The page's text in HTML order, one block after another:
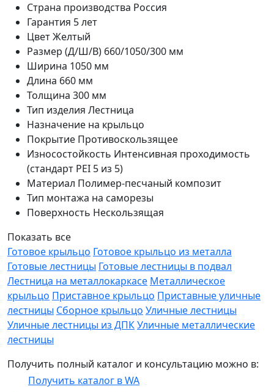
Страна производства Россия
Гарантия 5 лет
ЦветЖелтый
Размер (Д/Ш/В) 660/1050/300 мм
Ширина 1050 мм
Длина 660 мм
Толщина 300 мм
Тип изделия Лестница
Назначение на крыльцо
Покрытие Противоскользящее
Износостойкость Интенсивная проходимость
(стандарт PEI 5 из 5)
Материал Полимер-песчаный композит
Тип монтажа на саморезы
Поверхность Нескользящая
Показать все
Готовое крыльцо Готовое крыльцо из металла
Готовые лестницы Готовые лестницы в подвал
Лестница на металлокаркасе Металлическое
крыльцо Приставное крыльцо Приставные уличные
лестницы Сборное крыльцо Уличные лестницы
Уличные лестницы из ДПКУличные металлические
лестницы
Получить полный каталог и консультацию можно в:
Получить каталог в WA